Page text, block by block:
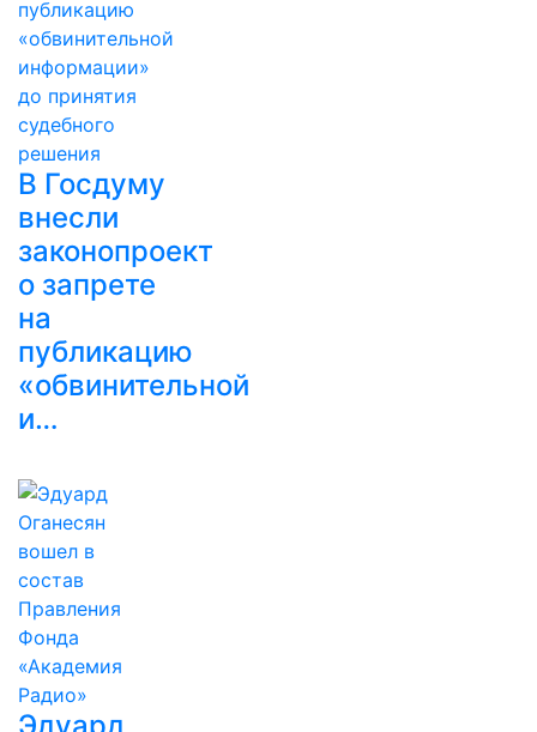
В Госдуму
внесли
законопроект
о запрете
на
публикацию
«обвинительной
и…